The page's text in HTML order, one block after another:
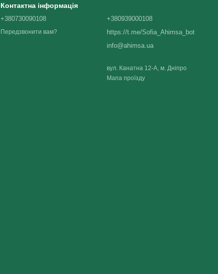
Контактна інформація
+380730090108
Передзвонити вам?
+380939000108
https://t.me/Sofia_Ahimsa_bot
info@ahimsa.ua
вул. Канатна 12-А, м. Дніпро
Мапа проїзду